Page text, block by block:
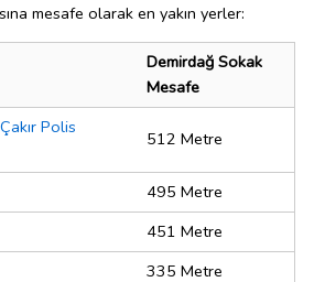
mesafe olarak en yakın yerler:
Demirdağ Sokak
Mesafe
Polis
512 Metre
495 Metre
451 Metre
335 Metre